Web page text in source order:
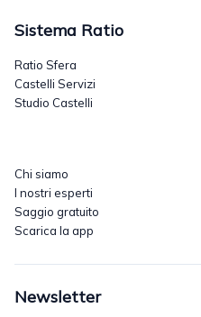
Sistema Ratio
Ratio Sfera
Castelli Servizi
Studio Castelli
Chi siamo
I nostri esperti
Saggio gratuito
Scarica la app
Newsletter